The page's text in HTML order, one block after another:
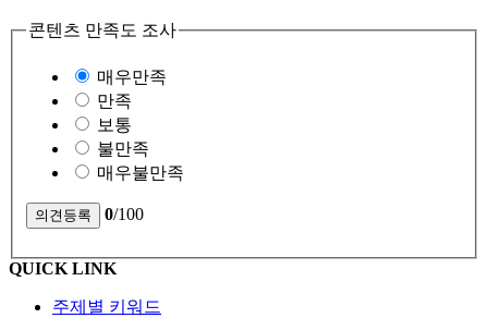
콘텐츠 만족도 조사
매우만족
만족
보통
불만족
매우불만족
0/100
QUICK LINK
주제별 키워드